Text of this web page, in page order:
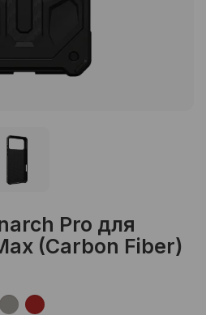
Pro для
(Carbon Fiber)